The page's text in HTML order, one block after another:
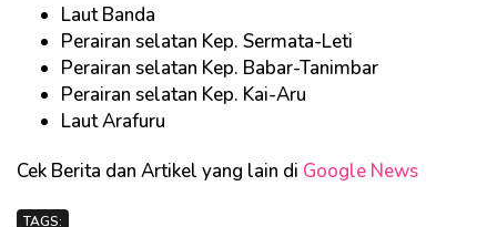
Laut Banda
Perairan selatan Kep. Sermata-Leti
Perairan selatan Kep. Babar-Tanimbar
Perairan selatan Kep. Kai-Aru
Laut Arafuru
Cek Berita dan Artikel yang lain di Google News
TAGS: